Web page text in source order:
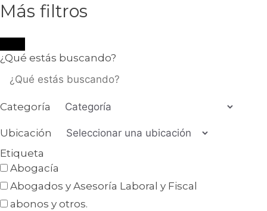
Más filtros
¿Qué estás buscando?
Categoría
Ubicación
Etiqueta
Abogacía
Abogados y Asesoría Laboral y Fiscal
abonos y otros.